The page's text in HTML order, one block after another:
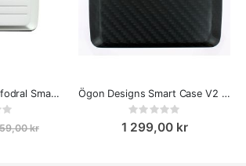
Ögon Designs Kortfodral Smart Case Oslo
kr
Ögon Designs Smart Case V2 Kolfiber plånbok / kortfodral
Rating:
1 299,00 kr